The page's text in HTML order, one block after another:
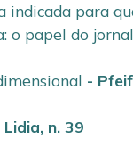
para
o papel do
-
Lidia, n. 39